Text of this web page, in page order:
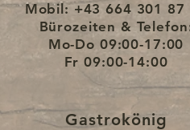
Mobil: +43 664 301 87
Bürozeiten &
Mo-Do 09:00-17:00
Fr 09:00-14:00
Gastrokönig